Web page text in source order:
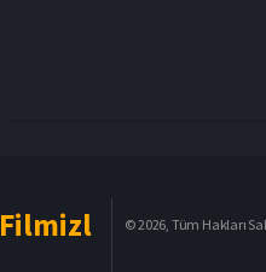
Filmizl © 2026, Tüm Hakları